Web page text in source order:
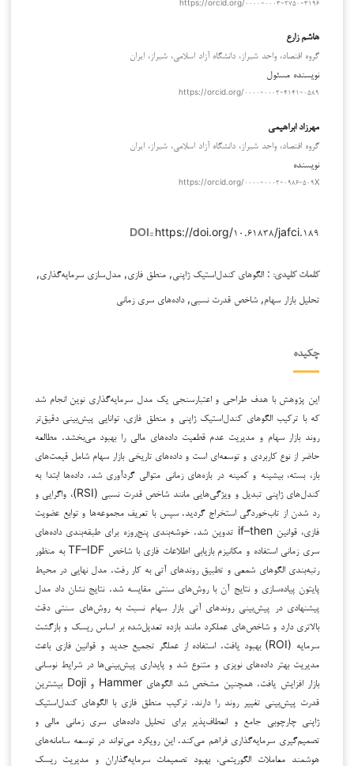
https://orcid.org/۰۰۰۰-۰۰۰۳-۲۷۵۰-۳۱۹۶
هاشم زارع
گروه اقتصاد، واحد شيراز، دانشگاه آزاد اسلامي، شيراز، ايران
نویسنده مسئول
https://orcid.org/۰۰۰۰-۰۰۰۲-۴۱۴۱-۰۵۸۹
مهرزاد ابراهیمی
گروه اقتصاد، واحد شيراز، دانشگاه آزاد اسلامي، شيراز، ايران
نویسنده
https://orcid.org/۰۰۰۰-۰۰۰۲-۰۹۸۶-۵۰۹X
DOI:: https://doi.org/۱۰.۶۱۸۳۸/jafci.۱۸۹
کلمات کلیدی: : الگوهای کندل‌استیک ژاپنی, منطق فازی, مدل‌سازی سرمایه‌گذاری,
تحلیل بازار سهام, شاخص قدرت نسبی, داده‌های سری زمانی
چکیده
این پژوهش با هدف طراحی و اعتبارسنجی یک مدل سرمایه‌گذاری نوین انجام شد
که با ترکیب الگوهای کندل‌استیک ژاپنی و منطق فازی، توانایی پیش‌بینی دقیق‌تر
روند بازار سهام و مدیریت عدم قطعیت داده‌های مالی را بهبود می‌بخشد. مطالعه
حاضر از نوع کاربردی و توسعه‌ای است و داده‌های تاریخی بازار سهام شامل قیمت‌های
باز، بسته، بیشینه و کمینه در بازه‌های زمانی متوالی گردآوری شد. داده‌ها ابتدا به
کندل‌های ژاپنی تبدیل و ویژگی‌هایی مانند شاخص قدرت نسبی (RSI)، واگرایی و
رد شدن از تاب‌خوردگی استخراج گردید. سپس با تعریف مجموعه‌ها و توابع عضویت
فازی، قوانین if–then تدوین شد. خوشه‌بندی پنج‌روزه برای طبقه‌بندی داده‌های
سری زمانی استفاده و مکانیزم بازیابی اطلاعات فازی با شاخص TF–IDF به منظور
رتبه‌بندی الگوهای شمعی و تطبیق روندهای آتی به کار رفت. مدل نهایی در محیط
پایتون پیاده‌سازی و نتایج آن با روش‌های سنتی مقایسه شد. نتایج نشان داد مدل
پیشنهادی در پیش‌بینی روندهای آتی بازار سهام نسبت به روش‌های سنتی دقت
بالاتری دارد و شاخص‌های عملکرد مانند بازده تعدیل‌شده بر اساس ریسک و بازگشت
سرمایه (ROI) بهبود یافت. استفاده از عملگر تجمیع جدید و قوانین فازی باعث
مدیریت بهتر داده‌های نویزی و متنوع شد و پایداری پیش‌بینی‌ها در شرایط نوسانی
بازار افزایش یافت. همچنین مشخص شد الگوهای Hammer و Doji بیشترین
قدرت پیش‌بینی تغییر روند را دارند. ترکیب منطق فازی با الگوهای کندل‌استیک
ژاپنی چارچوبی جامع و انعطاف‌پذیر برای تحلیل داده‌های سری زمانی مالی و
تصمیم‌گیری سرمایه‌گذاری فراهم می‌کند. این رویکرد می‌تواند در توسعه سامانه‌های
هوشمند معاملات الگوریتمی، بهبود تصمیمات سرمایه‌گذاران و مدیریت ریسک